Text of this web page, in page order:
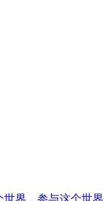
界，参与这个世